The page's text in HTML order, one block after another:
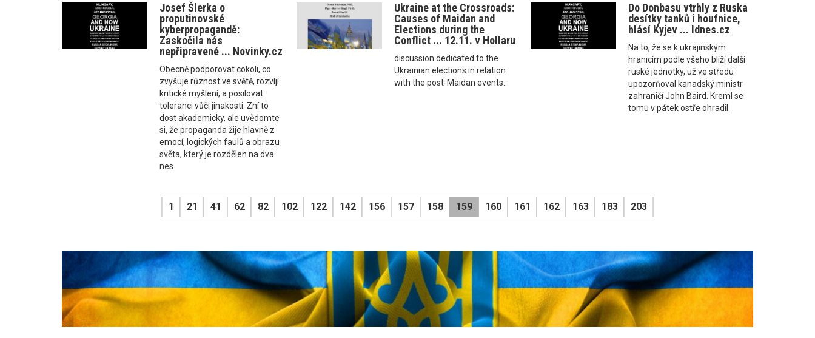
Josef Šlerka o
proputinovské
kyberpropagandě:
Zaskočila nás
nepřipravené ... Novinky.cz
Obecně podporovat cokoli, co
zvyšuje různost ve světě, rozvíjí
kritické myšlení, a posilovat
toleranci vůči jinakosti. Zní to
dost akademicky, ale uvědomte
si, že propaganda žije hlavně z
emocí, logických faulů a obrazu
světa, který je rozdělen na dva
nes
Ukraine at the Crossroads:
Causes of Maidan and
Elections during the
Conflict ... 12.11. v Hollaru
discussion dedicated to the
Ukrainian elections in relation
with the post-Maidan events...
Do Donbasu vtrhly z Ruska
desítky tanků i houfnice,
hlásí Kyjev ... Idnes.cz
Na to, že se k ukrajinským
hranicím podle všeho blíží další
ruské jednotky, už ve středu
upozorňoval kanadský ministr
zahraničí John Baird. Kreml se
tomu v pátek ostře ohradil.
1 21 41 62 82 102 122 142 156 157 158 159 160 161 162 163 183 203